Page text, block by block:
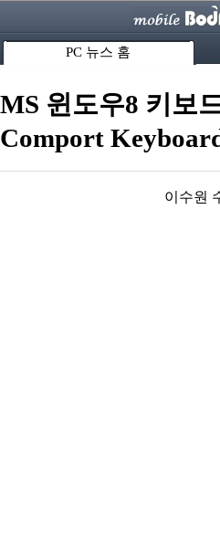
PC 뉴스 홈
MS 윈도우8 키보
Comport
이수원